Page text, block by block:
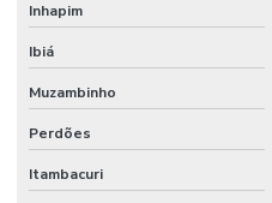
Inhapim
Ibiá
Muzambinho
Perdões
Itambacuri